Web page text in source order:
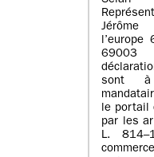
Jérôme
l’europe
sont à
le portail
par les
L.